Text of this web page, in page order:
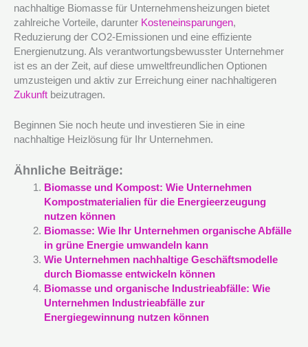
nachhaltige Biomasse für Unternehmensheizungen bietet
zahlreiche Vorteile, darunter Kosteneinsparungen,
Reduzierung der CO2-Emissionen und eine effiziente
Energienutzung. Als verantwortungsbewusster Unternehmer
ist es an der Zeit, auf diese umweltfreundlichen Optionen
umzusteigen und aktiv zur Erreichung einer nachhaltigeren
Zukunft beizutragen.
Beginnen Sie noch heute und investieren Sie in eine
nachhaltige Heizlösung für Ihr Unternehmen.
Ähnliche Beiträge:
Biomasse und Kompost: Wie Unternehmen
Kompostmaterialien für die Energieerzeugung
nutzen können
Biomasse: Wie Ihr Unternehmen organische Abfälle
in grüne Energie umwandeln kann
Wie Unternehmen nachhaltige Geschäftsmodelle
durch Biomasse entwickeln können
Biomasse und organische Industrieabfälle: Wie
Unternehmen Industrieabfälle zur
Energiegewinnung nutzen können